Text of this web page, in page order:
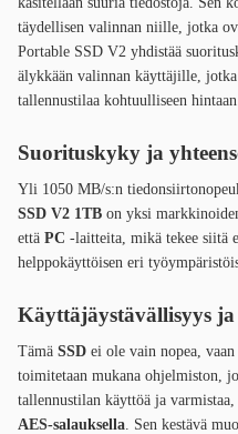
täydellisen valinnan niille, jotka
Portable SSD V2 yhdistää
älykkään valinnan käyttäjille,
tallennustilaa kohtuulliseen hintaan.
Suorituskyky ja
Yli 1050 MB/s:n
SSD V2 1TB on yksi
että PC -laitteita, mikä tekee siitä
helppokäyttöisen eri
Käyttäjäystävällisyys
Tämä SSD ei ole vain nopea,
toimitetaan mukana ohjelmiston,
tallennustilan käyttöä ja varmistaa,
AES-salauksella . Sen kestävä